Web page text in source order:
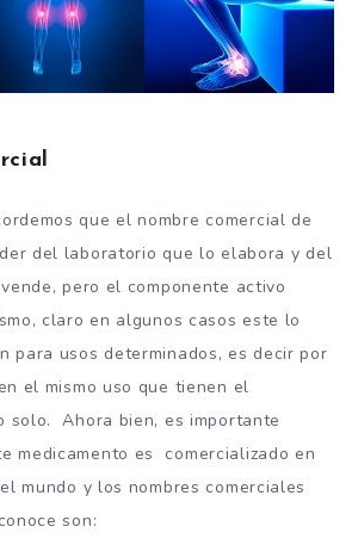
que el nombre comercial de
del laboratorio que lo elabora y del
pero el componente activo
claro en algunos casos este lo
para usos determinados, es decir por
el mismo uso que tienen el
solo. Ahora bien, es importante
medicamento es comercializado en
mundo y los nombres comerciales
son: